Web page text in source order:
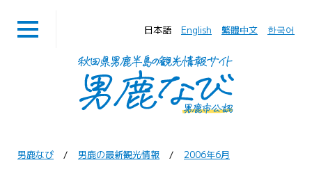
日本語 English 繁體中文 한국어
男鹿なび 男鹿の最新観光情報 2006年6月